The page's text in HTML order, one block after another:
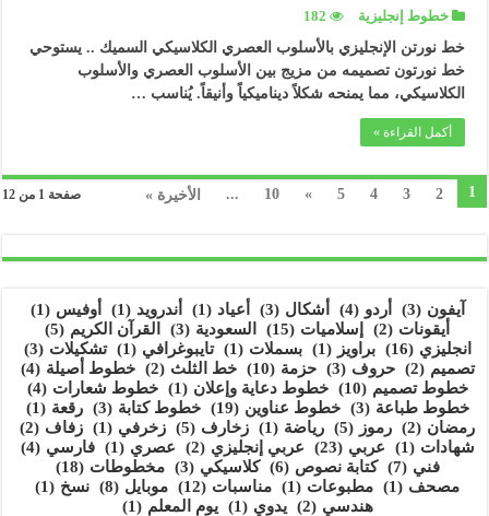
خطوط إنجليزية
182
خط نورتن الإنجليزي بالأسلوب العصري الكلاسيكي السميك .. يستوحي
خط نورتون تصميمه من مزيج بين الأسلوب العصري والأسلوب
الكلاسيكي، مما يمنحه شكلاً ديناميكياً وأنيقاً. يُناسب …
أكمل القراءة »
صفحة 1 من 12 1
2
3
4
5
»
10
... الأخيرة »
آيفون (3) أردو (4) أشكال (3) أعياد (1) أندرويد (1) أوفيس (1)
أيقونات (2) إسلاميات (15) السعودية (3) القرآن الكريم (5)
انجليزي (16) براويز (1) بسملات (1) تايبوغرافي (1) تشكيلات (3)
تصميم (2) حروف (3) حزمة (10) خط الثلث (2) خطوط أصيلة (4)
خطوط تصميم (10) خطوط دعاية وإعلان (1) خطوط شعارات (4)
خطوط طباعة (3) خطوط عناوين (19) خطوط كتابة (3) رقعة (1)
رمضان (2) رموز (5) رياضة (1) زخارف (5) زخرفي (1) زفاف (2)
شهادات (1) عربي (23) عربي إنجليزي (2) عصري (1) فارسي (4)
فني (7) كتابة نصوص (6) كلاسيكي (3) مخطوطات (18)
مصحف (1) مطبوعات (1) مناسبات (12) موبايل (8) نسخ (1)
هندسي (2) يدوي (1) يوم المعلم (1)